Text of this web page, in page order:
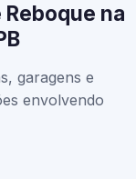
na
garagens e
envolvendo